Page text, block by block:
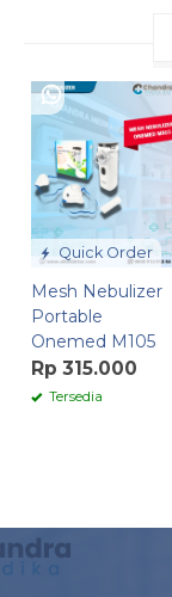
Quick Order
Mesh Nebulizer
Portable
Onemed M105
Rp 315.000
Tersedia